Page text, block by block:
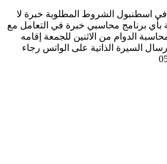
اسطنبول الشروط المطلوبة خبرة لا
بأي برنامج محاسبي خبرة في التعامل مع
الدوام من الاثنين للجمعة إقامه
السيرة الذاتية على الواتس رجاء